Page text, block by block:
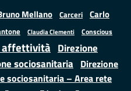
Mellano Carceri
Carlo
Claudia Clementi Conscious
affettività Direzione
sociosanitaria Direzione
sociosanitaria – Area rete